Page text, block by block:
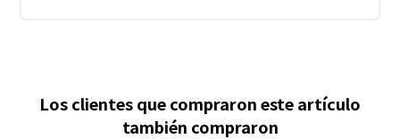
Los clientes que compraron este artículo
también compraron